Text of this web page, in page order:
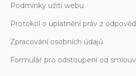
Podmínky užití webu
Protokol o uplatnění práv z
Zpracování osobních údajů
Formulář pro odstoupení od